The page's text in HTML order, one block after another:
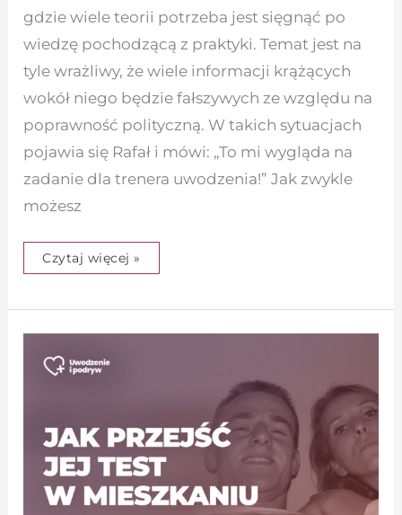
gdzie wiele teorii potrzeba jest sięgnąć po
wiedzę pochodzącą z praktyki. Temat jest na
tyle wrażliwy, że wiele informacji krążących
wokół niego będzie fałszywych ze względu na
poprawność polityczną. W takich sytuacjach
pojawia się Rafał i mówi: „To mi wygląda na
zadanie dla trenera uwodzenia!” Jak zwykle
możesz
Czytaj więcej »
Jak
jej
test